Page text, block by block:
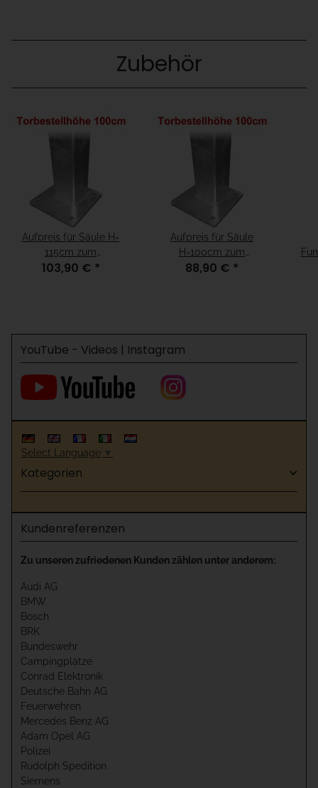
Zubehör
Aufpreis für Säule H=
115cm zum
Aufschrauben für
103,90 € *
Aufpreis für Säule
H=100cm zum
Aufschrauben für
88,90 € *
YouTube - Videos | Instagram
Select Language ▼
Kategorien
Kundenreferenzen
Zu unseren zufriedenen Kunden zählen unter anderem:
Audi AG
BMW
Bosch
BRK
Bundeswehr
Campingplätze
Conrad Elektronik
Deutsche Bahn AG
Feuerwehren
Mercedes Benz AG
Adam Opel AG
Polizei
Rudolph Spedition
Siemens